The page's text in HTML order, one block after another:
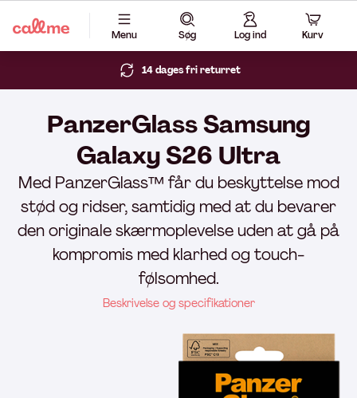
Menu Søg Log ind Kurv
14 dages fri returret
PanzerGlass Samsung
Galaxy S26 Ultra
Med PanzerGlass™ får du beskyttelse mod
stød og ridser, samtidig med at du bevarer
den originale skærmoplevelse uden at gå på
kompromis med klarhed og touch-
følsomhed.
Beskrivelse og specifikationer